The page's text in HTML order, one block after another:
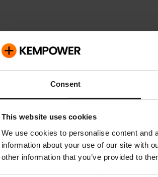
Consent
This website uses cookies
We use cookies to personalise content and
information about your use of our site with
other information that you’ve provided to
SwedishNorth America